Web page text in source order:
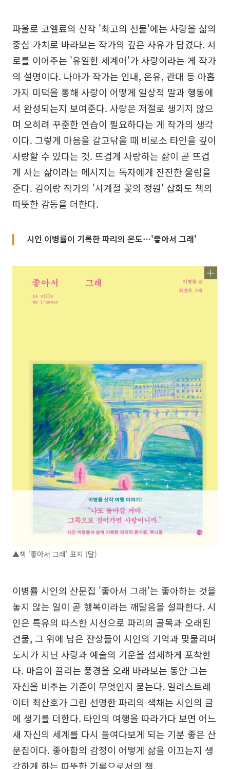
파울로 코엘료의 신작 '최고의 선물'에는 사랑을 삶의
중심 가치로 바라보는 작가의 깊은 사유가 담겼다. 서
로를 이어주는 '유일한 세계어'가 사랑이라는 게 작가
의 설명이다. 나아가 작가는 인내, 온유, 관대 등 아홉
가지 미덕을 통해 사랑이 어떻게 일상적 말과 행동에
서 완성되는지 보여준다. 사랑은 저절로 생기지 않으
며 오히려 꾸준한 연습이 필요하다는 게 작가의 생각
이다. 그렇게 마음을 갈고닦을 때 비로소 타인을 깊이
사랑할 수 있다는 것. 뜨겁게 사랑하는 삶이 곧 뜨겁
게 사는 삶이라는 메시지는 독자에게 잔잔한 울림을
준다. 김이랑 작가의 '사계절 꽃의 정원' 삽화도 책의
따뜻한 감동을 더한다.
시인 이병률이 기록한 파리의 온도⋯'좋아서 그래'
▲책 '좋아서 그래' 표지 (달)
이병률 시인의 산문집 '좋아서 그래'는 좋아하는 것을
놓지 않는 일이 곧 행복이라는 깨달음을 설파한다. 시
인은 특유의 따스한 시선으로 파리의 골목과 오래된
건물, 그 위에 남은 잔상들이 시인의 기억과 맞물리며
도시가 지닌 사랑과 예술의 기운을 섬세하게 포착한
다. 마음이 끌리는 풍경을 오래 바라보는 동안 그는
자신을 비추는 기준이 무엇인지 묻는다. 일러스트레
이터 최산호가 그린 선명한 파리의 색채는 시인의 글
에 생기를 더한다. 타인의 여행을 따라가다 보면 어느
새 자신의 세계를 다시 들여다보게 되는 기분 좋은 산
문집이다. 좋아함의 감정이 어떻게 삶을 이끄는지 생
각하게 하는 따뜻한 기록으로서의 책.